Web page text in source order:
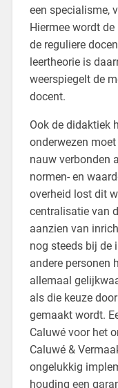
een specialisme,
Hiermee wordt
de reguliere
leertheorie is
weerspiegelt de
docent.
Ook de didaktiek
onderwezen
nauw verbonden
normen- en
overheid lost dit
centralisatie van
aanzien van
nog steeds bij de
andere personen
allemaal
als die keuze
gemaakt wordt.
Caluwé voor het
Caluwé &
ongelukkig
houding een